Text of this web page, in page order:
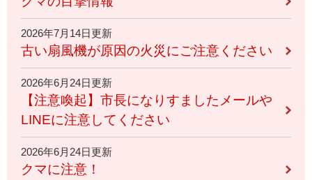
2026年7月14日更新
古い扇風機が原因の火災にご注意ください
2026年6月24日更新
【注意喚起】市長になりすましたメールや
LINEに注意してください
2026年6月24日更新
クマに注意！